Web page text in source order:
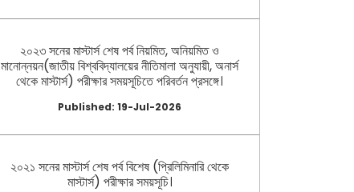
২০২৩ সনের মাস্টার্স শেষ পর্ব নিয়মিত, অনিয়মিত ও
মানোন্নয়ন(জাতীয় বিশ্ববিদ্যালয়ের নীতিমালা অনুযায়ী, অনার্স
থেকে মাস্টার্স) পরীক্ষার সময়সূচিতে পরিবর্তন প্রসঙ্গে।
Published: 19-Jul-2026
২০২১ সনের মাস্টার্স শেষ পর্ব বিশেষ (প্রিলিমিনারি থেকে
মাস্টার্স) পরীক্ষার সময়সূচি।